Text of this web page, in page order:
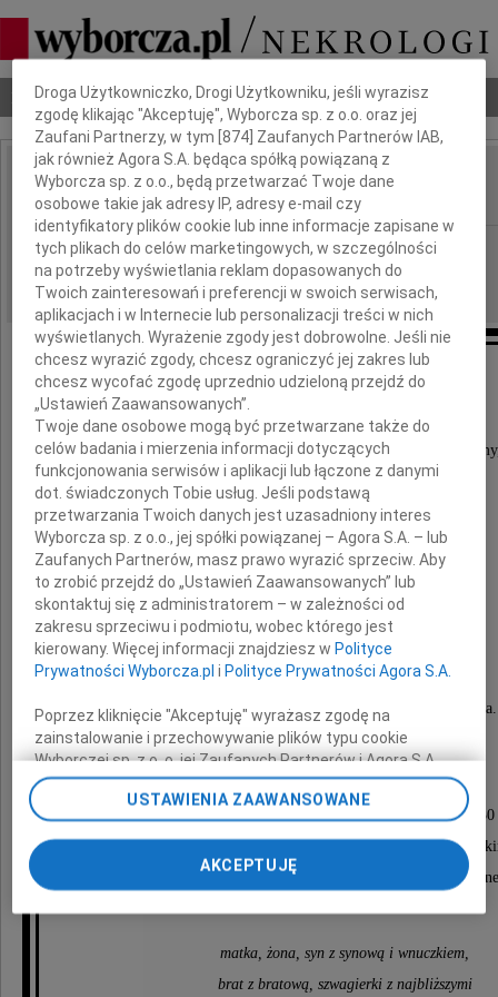
Nekrologi Odeszli Poradnik pogrzebowy
IMIĘ I NAZWISKO: Jerzy Matak
REGION: Warszawa
DATA EMISJI: 24.04.2010
"... pokój niech będzie z Tobą..."
Z prawdziwym żalem i smutkiem
że 21 kwietnia 2010 roku odszedł od nas
Jerzy Matak
Człowiek wielkiej skromności i wielkiego serca.
Msza żałobna zostanie odprawiona
w dniu 29 kwietnia 2010 roku o godzinie 12.30
w kościele murowanym na Cmentarzu
po której nastąpi odprowadzenie do grobu
matka, żona, syn z synową i wnuczkiem,
brat z bratową, szwagierki z najbliższymi
Dbamy o Twoją prywatność
Droga Użytkowniczko, Drogi Użytkowniku, jeśli wyrazisz
zgodę klikając "Akceptuję", Wyborcza sp. z o.o. oraz jej
Zaufani Partnerzy, w tym [874 ] Zaufanych Partnerów IAB,
jak również Agora S.A. będąca spółką powiązaną z
Wyborcza sp. z o.o., będą przetwarzać Twoje dane
osobowe takie jak adresy IP, adresy e-mail czy
identyfikatory plików cookie lub inne informacje zapisane w
tych plikach do celów marketingowych, w szczególności
na potrzeby wyświetlania reklam dopasowanych do
Twoich zainteresowań i preferencji w swoich serwisach,
aplikacjach i w Internecie lub personalizacji treści w nich
wyświetlanych. Wyrażenie zgody jest dobrowolne. Jeśli nie
chcesz wyrazić zgody, chcesz ograniczyć jej zakres lub
chcesz wycofać zgodę uprzednio udzieloną przejdź do
„Ustawień Zaawansowanych”.
Twoje dane osobowe mogą być przetwarzane także do
celów badania i mierzenia informacji dotyczących
funkcjonowania serwisów i aplikacji lub łączone z danymi
dot. świadczonych Tobie usług. Jeśli podstawą
przetwarzania Twoich danych jest uzasadniony interes
Wyborcza sp. z o.o., jej spółki powiązanej – Agora S.A. – lub
Zaufanych Partnerów, masz prawo wyrazić sprzeciw. Aby
to zrobić przejdź do „Ustawień Zaawansowanych” lub
skontaktuj się z administratorem – w zależności od
zakresu sprzeciwu i podmiotu, wobec którego jest
kierowany. Więcej informacji znajdziesz w Polityce
Prywatności Wyborcza.pl i Polityce Prywatności Agora S.A.
Poprzez kliknięcie "Akceptuję" wyrażasz zgodę na
zainstalowanie i przechowywanie plików typu cookie
Wyborczej sp. z o. o. jej Zaufanych Partnerów i Agora S.A.
na Twoim urządzeniu końcowym. Możesz też w każdej
chwili zmienić swoje preferencje dot. plików cookie,
ponownie wywołując narzędzie do zarządzania Twoimi
preferencjami dot. przetwarzania danych poprzez
odnośnik „Ustawienia prywatności” w stopce serwisu i
przechodząc do sekcji „Ustawienia zaawansowane”.
Zmiana ustawień plików cookie możliwa jest także za
My, nasi Zaufani Partnerzy i Agora S.A. możemy
USTAWIENIA ZAAWANSOWANE
AKCEPTUJĘ